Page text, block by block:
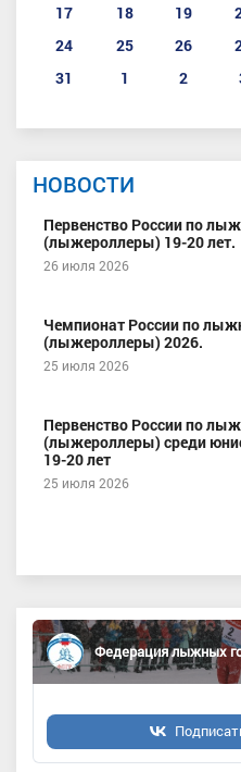
17
18 19
24
25 26
31
1 2
НОВОСТИ
Первенство России по
(лыжероллеры) 19-20 лет.
26 июля 2026
Чемпионат России по
(лыжероллеры) 2026.
25 июля 2026
Первенство России по
(лыжероллеры) среди
19-20 лет
25 июля 2026
Федерация лыжных